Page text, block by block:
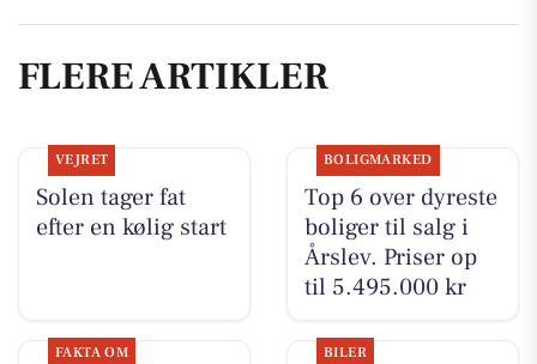
FLERE ARTIKLER
VEJRET
Solen tager fat
efter en kølig start
BOLIGMARKED
Top 6 over dyreste
boliger til salg i
Årslev. Priser op
til 5.495.000 kr
FAKTA OM BILER